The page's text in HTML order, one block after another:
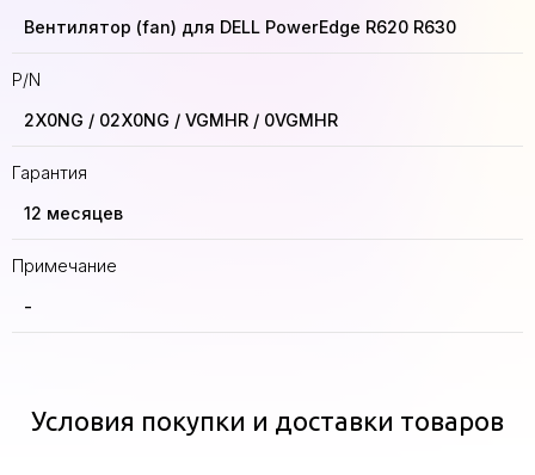
Вентилятор (fan) для DELL PowerEdge R620 R630
P/N
2X0NG / 02X0NG / VGMHR / 0VGMHR
Гарантия
12 месяцев
Примечание
-
Условия покупки и доставки товаров